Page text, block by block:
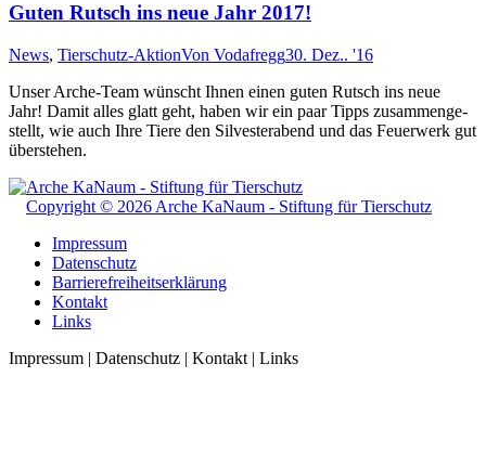
Guten Rutsch ins neue Jahr 2017!
News, Tierschutz-AktionVon Vodafregg30. Dez.. '16
Unser Arche-Team wünscht Ihn­en ein­en gut­en Rutsch ins neue
Jahr! Damit alles glatt geht, haben wir ein paar Tipps zu­samm­en­ge­
stellt, wie auch Ihre Tiere den Sil­ves­ter­abend und das Feu­er­werk gut
über­steh­en.
Copyright © 2026 Arche KaNaum - Stiftung für Tierschutz
Impressum
Datenschutz
Barrierefreiheitserklärung
Kontakt
Links
Impressum | Datenschutz | Kontakt | Links